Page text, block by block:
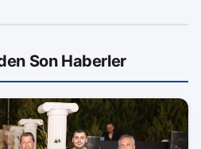
Son Haberler